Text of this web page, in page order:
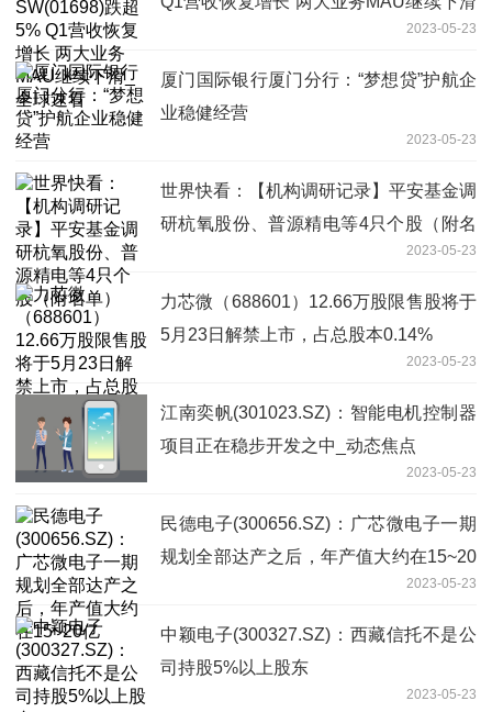
2023-05-23
厦门国际银行厦门分行：“梦想贷”护航企
业稳健经营
2023-05-23
世界快看：【机构调研记录】平安基金调
研杭氧股份、普源精电等4只个股（附名
2023-05-23
力芯微（688601）12.66万股限售股将于
5月23日解禁上市，占总股本0.14%
2023-05-23
江南奕帆(301023.SZ)：智能电机控制器
项目正在稳步开发之中_动态焦点
2023-05-23
民德电子(300656.SZ)：广芯微电子一期
规划全部达产之后，年产值大约在15~20
2023-05-23
中颖电子(300327.SZ)：西藏信托不是公
司持股5%以上股东
2023-05-23